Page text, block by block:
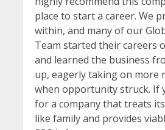
place to start a career. We
within, and many of our
Team started their careers
and learned the business
up, eagerly taking on more
when opportunity struck. If
for a company that treats
like family and provides